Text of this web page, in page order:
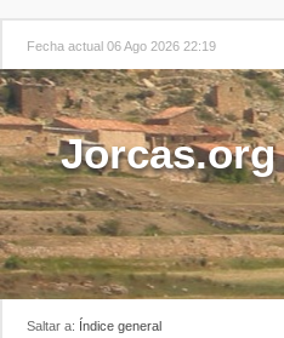
Fecha actual 06 Ago 2026 22:19
Jorcas.org
Saltar a: Índice general